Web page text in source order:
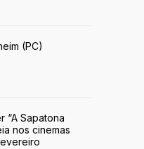
(PC)
“A Sapatona
nos cinemas